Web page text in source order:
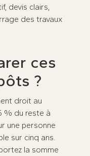
devis clairs,
des travaux
ces
?
droit au
% du reste à
une personne
sur cinq ans.
la somme